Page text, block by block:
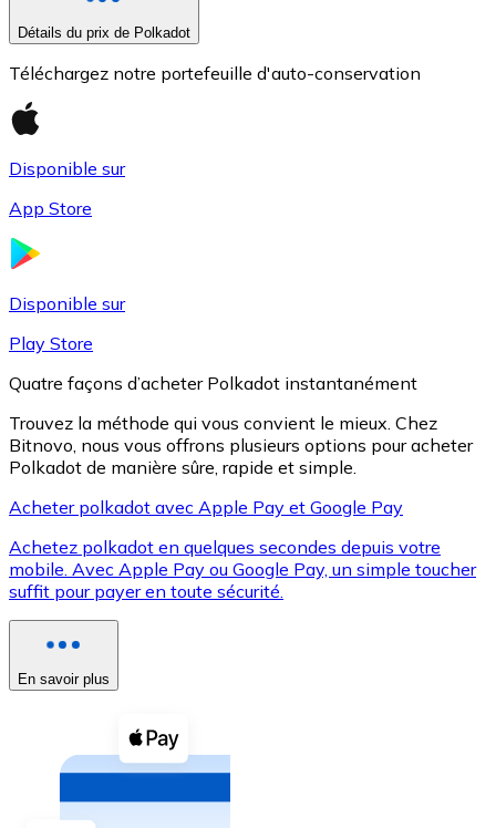
XRP
XRP
Voir toutes
Coupons crypto
Achetez des cryptomonnaies en espèces et d'autres
Acheter avec espèces
Détails du prix de Polkadot
Téléchargez notre portefeuille d'auto-conservation
Disponible sur
App Store
Disponible sur
Play Store
Quatre façons d’acheter Polkadot instantanément
Trouvez la méthode qui vous convient le mieux. Chez
Bitnovo, nous vous offrons plusieurs options pour acheter
Polkadot de manière sûre, rapide et simple.
Acheter polkadot avec Apple Pay et Google Pay
Achetez polkadot en quelques secondes depuis votre
mobile. Avec Apple Pay ou Google Pay, un simple toucher
suffit pour payer en toute sécurité.
En savoir plus